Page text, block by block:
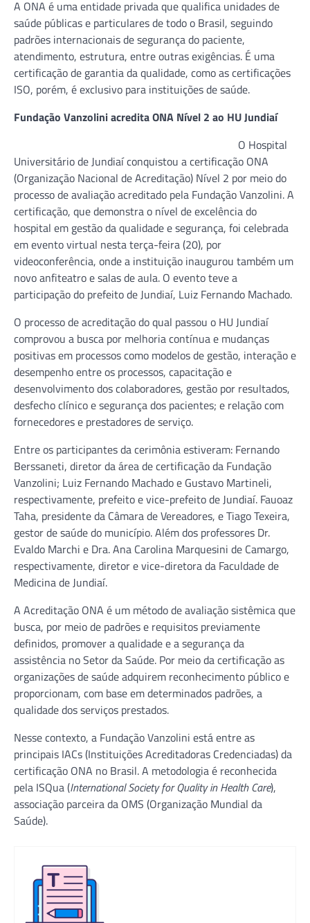
A ONA é uma entidade privada que qualifica unidades de
saúde públicas e particulares de todo o Brasil, seguindo
padrões internacionais de segurança do paciente,
atendimento, estrutura, entre outras exigências. É uma
certificação de garantia da qualidade, como as certificações
ISO, porém, é exclusivo para instituições de saúde.
Fundação Vanzolini acredita ONA Nível 2 ao HU Jundiaí
O Hospital
Universitário de Jundiaí conquistou a certificação ONA
(Organização Nacional de Acreditação) Nível 2 por meio do
processo de avaliação acreditado pela Fundação Vanzolini. A
certificação, que demonstra o nível de excelência do
hospital em gestão da qualidade e segurança, foi celebrada
em evento virtual nesta terça-feira (20), por
videoconferência, onde a instituição inaugurou também um
novo anfiteatro e salas de aula. O evento teve a
participação do prefeito de Jundiaí, Luiz Fernando Machado.
O processo de acreditação do qual passou o HU Jundiaí
comprovou a busca por melhoria contínua e mudanças
positivas em processos como modelos de gestão, interação e
desempenho entre os processos, capacitação e
desenvolvimento dos colaboradores, gestão por resultados,
desfecho clínico e segurança dos pacientes; e relação com
fornecedores e prestadores de serviço.
Entre os participantes da cerimônia estiveram: Fernando
Berssaneti, diretor da área de certificação da Fundação
Vanzolini; Luiz Fernando Machado e Gustavo Martineli,
respectivamente, prefeito e vice-prefeito de Jundiaí. Fauoaz
Taha, presidente da Câmara de Vereadores, e Tiago Texeira,
gestor de saúde do município. Além dos professores Dr.
Evaldo Marchi e Dra. Ana Carolina Marquesini de Camargo,
respectivamente, diretor e vice-diretora da Faculdade de
Medicina de Jundiaí.
A Acreditação ONA é um método de avaliação sistêmica que
busca, por meio de padrões e requisitos previamente
definidos, promover a qualidade e a segurança da
assistência no Setor da Saúde. Por meio da certificação as
organizações de saúde adquirem reconhecimento público e
proporcionam, com base em determinados padrões, a
qualidade dos serviços prestados.
Nesse contexto, a Fundação Vanzolini está entre as
principais IACs (Instituições Acreditadoras Credenciadas) da
certificação ONA no Brasil. A metodologia é reconhecida
pela ISQua (International Society for Quality in Health Care),
associação parceira da OMS (Organização Mundial da
Saúde).